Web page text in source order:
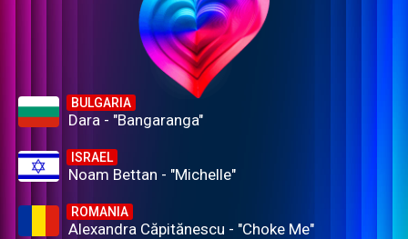
BULGARIA
Dara - "Bangaranga"
ISRAEL
Noam Bettan - "Michelle"
ROMANIA
Alexandra Căpitănescu - "Choke Me"